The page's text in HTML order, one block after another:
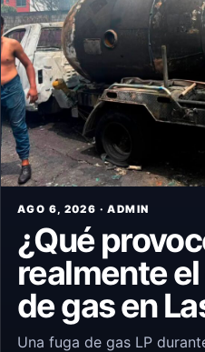
AGO 6, 2026 · ADMIN
¿Qué
realmente
de gas en
Una fuga de gas LP